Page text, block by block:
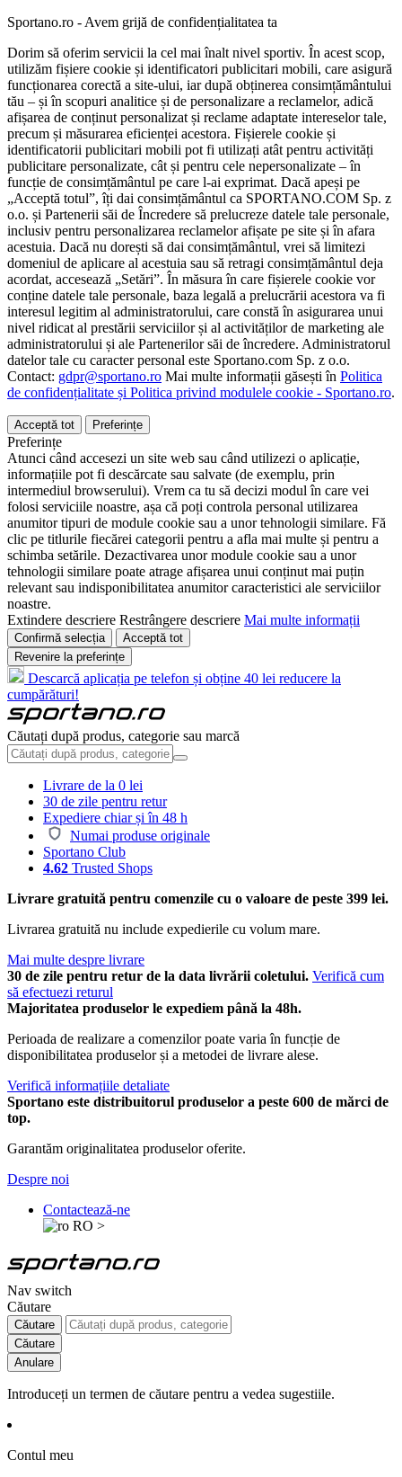
Sportano.ro - Avem grijă de confidențialitatea ta
Dorim să oferim servicii la cel mai înalt nivel sportiv. În acest scop,
utilizăm fișiere cookie și identificatori publicitari mobili, care asigură
funcționarea corectă a site-ului, iar după obținerea consimțământului
tău – și în scopuri analitice și de personalizare a reclamelor, adică
afișarea de conținut personalizat și reclame adaptate intereselor tale,
precum și măsurarea eficienței acestora. Fișierele cookie și
identificatorii publicitari mobili pot fi utilizați atât pentru activități
publicitare personalizate, cât și pentru cele nepersonalizate – în
funcție de consimțământul pe care l-ai exprimat. Dacă apeși pe
„Acceptă totul”, îți dai consimțământul ca SPORTANO.COM Sp. z
o.o. și Partenerii săi de Încredere să prelucreze datele tale personale,
inclusiv pentru personalizarea reclamelor afișate pe site și în afara
acestuia. Dacă nu dorești să dai consimțământul, vrei să limitezi
domeniul de aplicare al acestuia sau să retragi consimțământul deja
acordat, accesează „Setări”. În măsura în care fișierele cookie vor
conține datele tale personale, baza legală a prelucrării acestora va fi
interesul legitim al administratorului, care constă în asigurarea unui
nivel ridicat al prestării serviciilor și al activităților de marketing ale
administratorului și ale Partenerilor săi de încredere. Administratorul
datelor tale cu caracter personal este Sportano.com Sp. z o.o.
Contact: gdpr@sportano.ro Mai multe informații găsești în Politica
de confidențialitate și Politica privind modulele cookie - Sportano.ro.
Acceptă tot Preferințe
Preferințe
Atunci când accesezi un site web sau când utilizezi o aplicație,
informațiile pot fi descărcate sau salvate (de exemplu, prin
intermediul browserului). Vrem ca tu să decizi modul în care vei
folosi serviciile noastre, așa că poți controla personal utilizarea
anumitor tipuri de module cookie sau a unor tehnologii similare. Fă
clic pe titlurile fiecărei categorii pentru a afla mai multe și pentru a
schimba setările. Dezactivarea unor module cookie sau a unor
tehnologii similare poate atrage afișarea unui conținut mai puțin
relevant sau indisponibilitatea anumitor caracteristici ale serviciilor
noastre.
Extindere descriere Restrângere descriere Mai multe informații
Confirmă selecția
Acceptă tot
Revenire la preferințe
Descarcă aplicația pe telefon și obține 40 lei reducere la
cumpărături!
Căutați după produs, categorie sau marcă
Livrare de la 0 lei
30 de zile pentru retur
Expediere chiar și în 48 h
Numai produse originale
Sportano Club
4.62 Trusted Shops
Livrare gratuită pentru comenzile cu o valoare de peste 399 lei.
Livrarea gratuită nu include expedierile cu volum mare.
Mai multe despre livrare
30 de zile pentru retur de la data livrării coletului. Verifică cum
să efectuezi returul
Majoritatea produselor le expediem până la 48h.
Perioada de realizare a comenzilor poate varia în funcție de
disponibilitatea produselor și a metodei de livrare alese.
Verifică informațiile detaliate
Sportano este distribuitorul produselor a peste 600 de mărci de
top.
Garantăm originalitatea produselor oferite.
Despre noi
Contactează-ne
RO >
Nav switch
Căutare
Căutare
Căutare
Anulare
Introduceți un termen de căutare pentru a vedea sugestiile.
Contul meu